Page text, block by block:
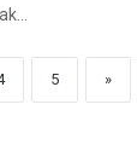
5 »